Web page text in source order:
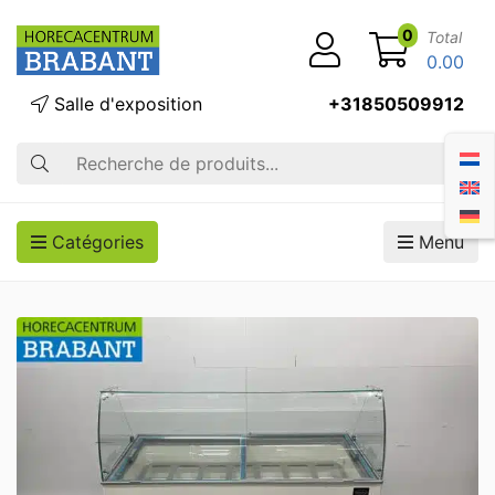
Recherche
Salle d'exposition +31850509912
0 Total
0.00
Catégories Menu